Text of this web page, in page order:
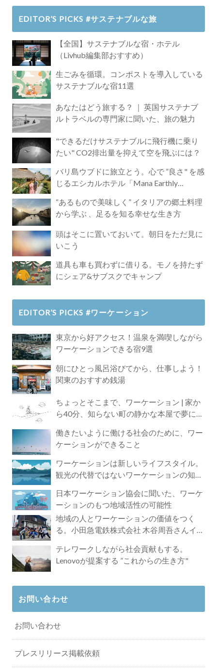
EDITOR’S PICKS #サステナブルな旅
【全国】サステナブルな宿・ホテル
（Livhub編集部おすすめ）
生ごみを循環。コンポストを導入している
サステナブルな宿11選
あなたはどう旅する？ ｜ 英国サステナブ
ルトラベルの専門家に聞いた、旅の魅力
"できるだけサステナブルに飛行機に乗り
たい" CO2排出量を抑えて空を飛ぶには？
バリ島ウブドに旅立とう。心で ”良さ" を感
じるエシカルホテル「Mana Earthly
“あるもので美味しく” イタリアの郷土料理
から学ぶ 、足るを知る幸せな生き方
頭はそこに置いておいて。朝日をただ見に
いこう
道具も車も買わずに借りる。モノを持たず
にシェア&サブスクでキャンプ
EDITOR’S PICKS #ワーケーション
東京から好アクセス！温泉を満喫しながら
ワーケーションできる宿9選
朝にひとっ風呂浴びてから、仕事しよう！
関東のおすすめ銭湯
ちょっとそこまで、ワーケーション | 家か
ら40分、知らない町の静かな本屋で夢に近
働きたいように働ける社会のために、ワー
ケーションができること
ワーケーションは新しいライフスタイル。
観光の代替ではないワーケーションの知ら
日本ワーケーション協会に聞いた、ワーケ
ーションのもつ地域活性の可能性
地域の人とワーケーションの価値をつく
る。小田急電鉄株式会社 木谷周吾さんイン
テレワークしながら社会貢献もする。
Lenovoが提案する ”これからの生き方"
お問い合わせ
お問い合わせ
プレスリリース掲載依頼